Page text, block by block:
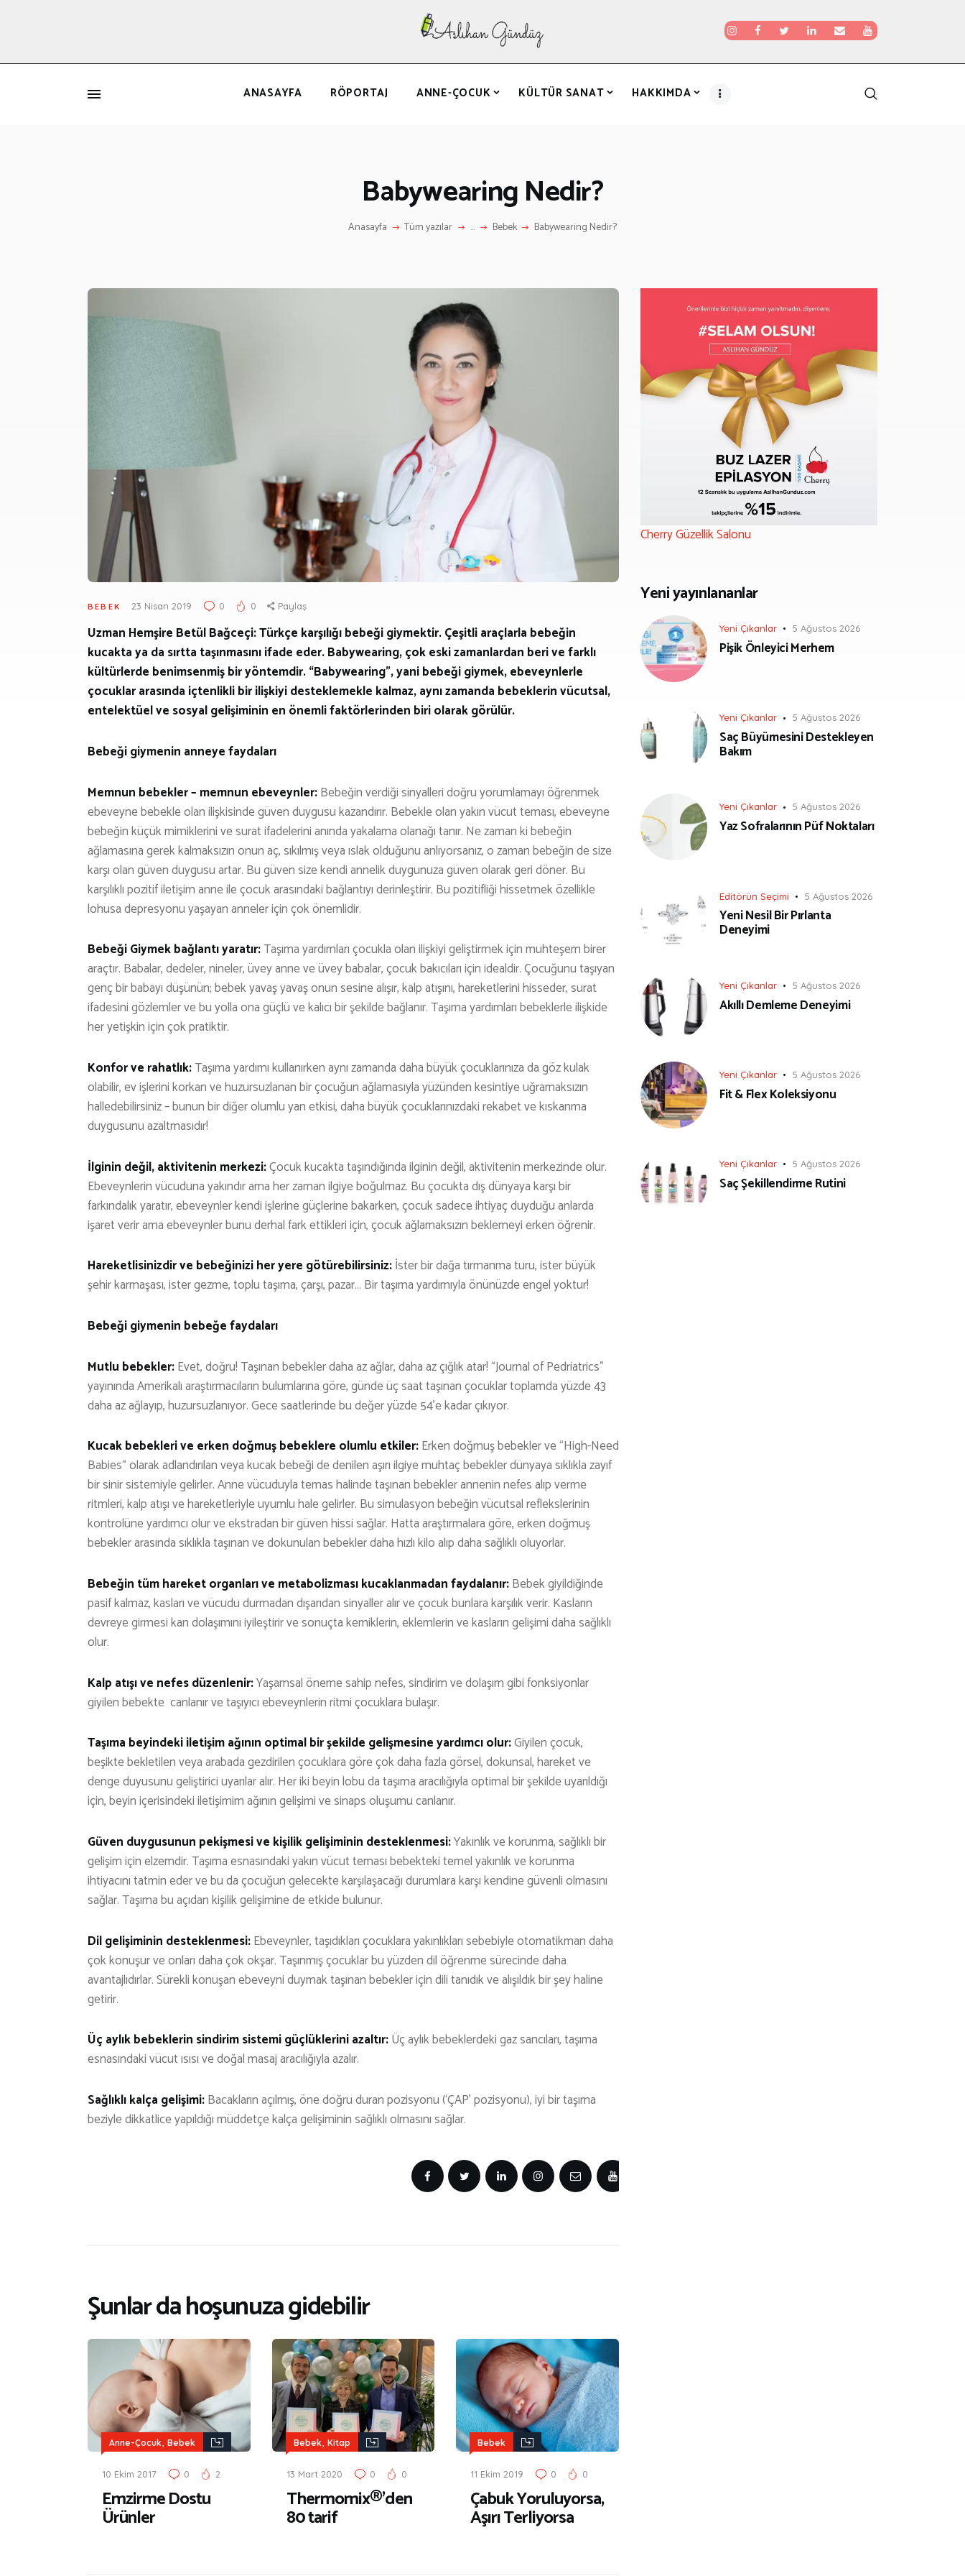
ANASAYFA RÖPORTAJ ANNE-ÇOCUK KÜLTÜR SANAT HAKKIMDA
Babywearing Nedir?
Anasayfa Tüm yazılar ... Bebek Babywearing Nedir?
ANNE-ÇOCUK
KÜLTÜR SANAT
BEBEK 23 Nisan 2019 0 0 Paylaş
Uzman Hemşire Betül Bağceçi: Türkçe karşılığı bebeği giymektir. Çeşitli araçlarla bebeğin
kucakta ya da sırtta taşınmasını ifade eder. Babywearing, çok eski zamanlardan beri ve farklı
kültürlerde benimsenmiş bir yöntemdir. “Babywearing”, yani bebeği giymek, ebeveynlerle
çocuklar arasında içtenlikli bir ilişkiyi desteklemekle kalmaz, aynı zamanda bebeklerin vücutsal,
entelektüel ve sosyal gelişiminin en önemli faktörlerinden biri olarak görülür.
Bebeği giymenin anneye faydaları
Memnun bebekler – memnun ebeveynler:Bebeğin verdiği sinyalleri doğru yorumlamayı öğrenmek
ebeveyne bebekle olan ilişkisinde güven duygusu kazandırır. Bebekle olan yakın vücut teması, ebeveyne
bebeğin küçük mimiklerini ve surat ifadelerini anında yakalama olanağı tanır. Ne zaman ki bebeğin
ağlamasına gerek kalmaksızın onun aç, sıkılmış veya ıslak olduğunu anlıyorsanız, o zaman bebeğin de size
karşı olan güven duygusu artar. Bu güven size kendi annelik duygunuza güven olarak geri döner. Bu
karşılıklı pozitif iletişim anne ile çocuk arasındaki bağlantıyı derinleştirir. Bu pozitifliği hissetmek özellikle
lohusa depresyonu yaşayan anneler için çok önemlidir.
Bebeği Giymek bağlantı yaratır:Taşıma yardımları çocukla olan ilişkiyi geliştirmek için muhteşem birer
araçtır. Babalar, dedeler, nineler, üvey anne ve üvey babalar, çocuk bakıcıları için idealdir. Çocuğunu taşıyan
genç bir babayı düşünün; bebek yavaş yavaş onun sesine alışır, kalp atışını, hareketlerini hisseder, surat
ifadesini gözlemler ve bu yolla ona güçlü ve kalıcı bir şekilde bağlanır. Taşıma yardımları bebeklerle ilişkide
her yetişkin için çok pratiktir.
Konfor ve rahatlık:Taşıma yardımı kullanırken aynı zamanda daha büyük çocuklarınıza da göz kulak
olabilir, ev işlerini korkan ve huzursuzlanan bir çocuğun ağlamasıyla yüzünden kesintiye uğramaksızın
halledebilirsiniz – bunun bir diğer olumlu yan etkisi, daha büyük çocuklarınızdaki rekabet ve kıskanma
duygusunu azaltmasıdır!
İlginin değil, aktivitenin merkezi:Çocuk kucakta taşındığında ilginin değil, aktivitenin merkezinde olur.
Ebeveynlerin vücuduna yakındır ama her zaman ilgiye boğulmaz. Bu çocukta dış dünyaya karşı bir
farkındalık yaratır, ebeveynler kendi işlerine güçlerine bakarken, çocuk sadece ihtiyaç duyduğu anlarda
işaret verir ama ebeveynler bunu derhal fark ettikleri için, çocuk ağlamaksızın beklemeyi erken öğrenir.
Hareketlisinizdir ve bebeğinizi her yere götürebilirsiniz:İster bir dağa tırmanma turu, ister büyük
şehir karmaşası, ister gezme, toplu taşıma, çarşı, pazar… Bir taşıma yardımıyla önünüzde engel yoktur!
Bebeği giymenin bebeğe faydaları
Mutlu bebekler:Evet, doğru! Taşınan bebekler daha az ağlar, daha az çığlık atar! “Journal of Pedriatrics”
yayınında Amerikalı araştırmacıların bulumlarına göre, günde üç saat taşınan çocuklar toplamda yüzde 43
daha az ağlayıp, huzursuzlanıyor. Gece saatlerinde bu değer yüzde 54’e kadar çıkıyor.
Kucak bebekleri ve erken doğmuş bebeklere olumlu etkiler:Erken doğmuş bebekler ve “High-Need
Babies“ olarak adlandırılan veya kucak bebeği de denilen aşırı ilgiye muhtaç bebekler dünyaya sıklıkla zayıf
bir sinir sistemiyle gelirler. Anne vücuduyla temas halinde taşınan bebekler annenin nefes alıp verme
ritmleri, kalp atışı ve hareketleriyle uyumlu hale gelirler. Bu simulasyon bebeğin vücutsal reflekslerinin
kontrolüne yardımcı olur ve ekstradan bir güven hissi sağlar. Hatta araştırmalara göre, erken doğmuş
bebekler arasında sıklıkla taşınan ve dokunulan bebekler daha hızlı kilo alıp daha sağlıklı oluyorlar.
Bebeğin tüm hareket organları ve metabolizması kucaklanmadan faydalanır:Bebek giyildiğinde
pasif kalmaz, kasları ve vücudu durmadan dışarıdan sinyaller alır ve çocuk bunlara karşılık verir. Kasların
devreye girmesi kan dolaşımını iyileştirir ve sonuçta kemiklerin, eklemlerin ve kasların gelişimi daha sağlıklı
olur.
Kalp atışı ve nefes düzenlenir:Yaşamsal öneme sahip nefes, sindirim ve dolaşım gibi fonksiyonlar
giyilen bebekte canlanır ve taşıyıcı ebeveynlerin ritmi çocuklara bulaşır.
Taşıma beyindeki iletişim ağının optimal bir şekilde gelişmesine yardımcı olur:Giyilen çocuk,
beşikte bekletilen veya arabada gezdirilen çocuklara göre çok daha fazla görsel, dokunsal, hareket ve
denge duyusunu geliştirici uyarılar alır. Her iki beyin lobu da taşıma aracılığıyla optimal bir şekilde uyarıldığı
için, beyin içerisindeki iletişimim ağının gelişimi ve sinaps oluşumu canlanır.
Güven duygusunun pekişmesi ve kişilik gelişiminin desteklenmesi:Yakınlık ve korunma, sağlıklı bir
gelişim için elzemdir. Taşıma esnasındaki yakın vücut teması bebekteki temel yakınlık ve korunma
ihtiyacını tatmin eder ve bu da çocuğun gelecekte karşılaşacağı durumlara karşı kendine güvenli olmasını
sağlar. Taşıma bu açıdan kişilik gelişimine de etkide bulunur.
Dil gelişiminin desteklenmesi:Ebeveynler, taşıdıkları çocuklara yakınlıkları sebebiyle otomatikman daha
çok konuşur ve onları daha çok okşar. Taşınmış çocuklar bu yüzden dil öğrenme sürecinde daha
avantajlıdırlar. Sürekli konuşan ebeveyni duymak taşınan bebekler için dili tanıdık ve alışıldık bir şey haline
getirir.
Üç aylık bebeklerin sindirim sistemi güçlüklerini azaltır:Üç aylık bebeklerdeki gaz sancıları, taşıma
esnasındaki vücut ısısı ve doğal masaj aracılığıyla azalır.
Sağlıklı kalça gelişimi:Bacakların açılmış, öne doğru duran pozisyonu (‘ÇAP’ pozisyonu), iyi bir taşıma
beziyle dikkatlice yapıldığı müddetçe kalça gelişiminin sağlıklı olmasını sağlar.
Şunlar da hoşunuza gidebilir
Anne-Çocuk Bebek
10 Ekim 2017 0 2
Emzirme Dostu
Ürünler
Bebek Kitap
13 Mart 2020 0 0
Thermomix®’den
80 tarif
Bebek
11 Ekim 2019 0 0
Çabuk Yoruluyorsa,
Aşırı Terliyorsa
Cherry Güzellik Salonu
Yeni yayınlananlar
Yeni Çıkanlar 5 Ağustos 2026
Pişik Önleyici Merhem
Yeni Çıkanlar 5 Ağustos 2026
Saç Büyümesini Destekleyen
Bakım
Yeni Çıkanlar 5 Ağustos 2026
Yaz Sofralarının Püf Noktaları
Editörün Seçimi 5 Ağustos 2026
Yeni Nesil Bir Pırlanta
Deneyimi
Yeni Çıkanlar 5 Ağustos 2026
Akıllı Demleme Deneyimi
Yeni Çıkanlar 5 Ağustos 2026
Fit & Flex Koleksiyonu
Yeni Çıkanlar 5 Ağustos 2026
Saç Şekillendirme Rutini